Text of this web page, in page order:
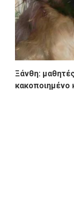
Ξάνθη:
κακοποιημένο